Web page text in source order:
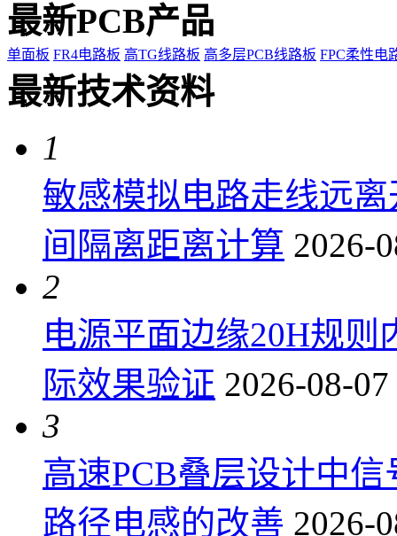
最新PCB产品
单面板 FR4电路板 高TG线路板 高多层PCB线路板 FPC柔性电
最新技术资料
1
敏感模拟电路走线远
间隔离距离计算 2026-
2
电源平面边缘20H规
际效果验证 2026-08-
3
高速PCB叠层设计中
路径电感的改善 2026-